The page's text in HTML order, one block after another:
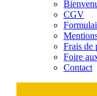
CGV
Frais de
Foire
Contact